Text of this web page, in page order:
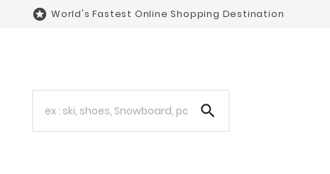
 World's Fastest Online Shopping Destination
